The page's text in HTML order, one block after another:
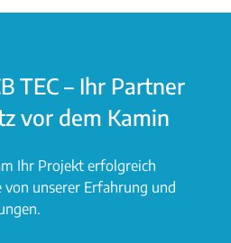
TEC – Ihr Partner
vor dem Kamin
Ihr Projekt erfolgreich
unserer Erfahrung und